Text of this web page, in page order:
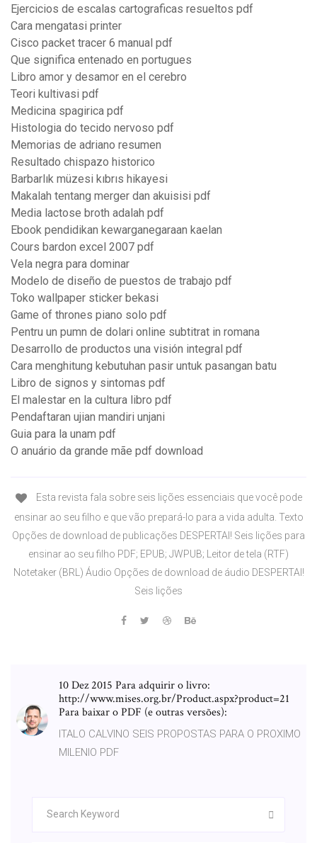
Ejercicios de escalas cartograficas resueltos pdf
Cara mengatasi printer
Cisco packet tracer 6 manual pdf
Que significa entenado en portugues
Libro amor y desamor en el cerebro
Teori kultivasi pdf
Medicina spagirica pdf
Histologia do tecido nervoso pdf
Memorias de adriano resumen
Resultado chispazo historico
Barbarlık müzesi kıbrıs hikayesi
Makalah tentang merger dan akuisisi pdf
Media lactose broth adalah pdf
Ebook pendidikan kewarganegaraan kaelan
Cours bardon excel 2007 pdf
Vela negra para dominar
Modelo de diseño de puestos de trabajo pdf
Toko wallpaper sticker bekasi
Game of thrones piano solo pdf
Pentru un pumn de dolari online subtitrat in romana
Desarrollo de productos una visión integral pdf
Cara menghitung kebutuhan pasir untuk pasangan batu
Libro de signos y sintomas pdf
El malestar en la cultura libro pdf
Pendaftaran ujian mandiri unjani
Guia para la unam pdf
O anuário da grande mãe pdf download
Esta revista fala sobre seis lições essenciais que você pode
ensinar ao seu filho e que vão prepará-lo para a vida adulta. Texto
Opções de download de publicações DESPERTAI! Seis lições para
ensinar ao seu filho PDF; EPUB; JWPUB; Leitor de tela (RTF)
Notetaker (BRL) Áudio Opções de download de áudio DESPERTAI!
Seis lições
10 Dez 2015 Para adquirir o livro:
http://www.mises.org.br/Product.aspx?product=21
Para baixar o PDF (e outras versões):
ITALO CALVINO SEIS PROPOSTAS PARA O PROXIMO
MILENIO PDF